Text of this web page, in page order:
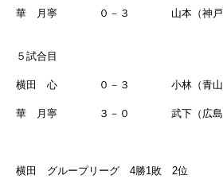
華 月寧 ０－３ 山本（神戸松蔭
５試合目
横田 心 ０－３ 小林（青山学
華 月寧 ３－０ 武下（広島国
横田 グループリーグ 4勝1敗 2位